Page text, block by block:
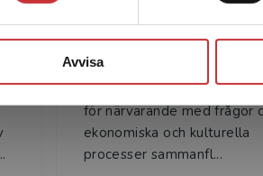
Avvisa
Tom O'Dell
Tom O’Dell är professor i
vid Lunds universitet. Han
för närvarande med frågor
ekonomiska och kulturella
processer sammanfl...